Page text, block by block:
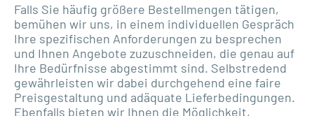
Falls Sie häufig größere Bestellmengen tätigen,
bemühen wir uns, in einem individuellen Gespräch
Ihre spezifischen Anforderungen zu besprechen
und Ihnen Angebote zuzuschneiden, die genau auf
Ihre Bedürfnisse abgestimmt sind. Selbstredend
gewährleisten wir dabei durchgehend eine faire
Preisgestaltung und adäquate Lieferbedingungen.
Ebenfalls bieten wir Ihnen die Möglichkeit,